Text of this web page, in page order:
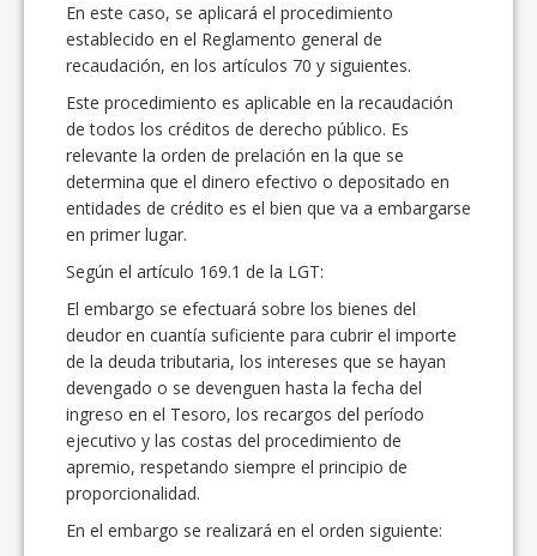
En este caso, se aplicará el procedimiento
establecido en el Reglamento general de
recaudación, en los artículos 70 y siguientes.
Este procedimiento es aplicable en la recaudación
de todos los créditos de derecho público. Es
relevante la orden de prelación en la que se
determina que el dinero efectivo o depositado en
entidades de crédito es el bien que va a embargarse
en primer lugar.
Según el artículo 169.1 de la LGT:
El embargo se efectuará sobre los bienes del
deudor en cuantía suficiente para cubrir el importe
de la deuda tributaria, los intereses que se hayan
devengado o se devenguen hasta la fecha del
ingreso en el Tesoro, los recargos del período
ejecutivo y las costas del procedimiento de
apremio, respetando siempre el principio de
proporcionalidad.
En el embargo se realizará en el orden siguiente: